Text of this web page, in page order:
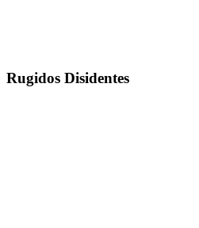
Rugidos Disidentes